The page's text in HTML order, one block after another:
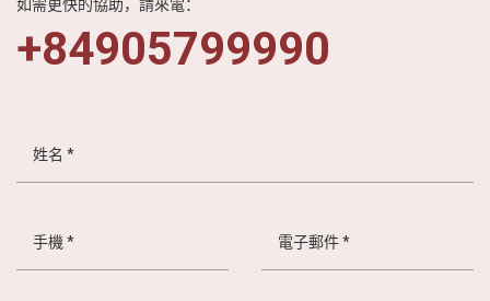
如需更快的協助，請來電：
+84905799990